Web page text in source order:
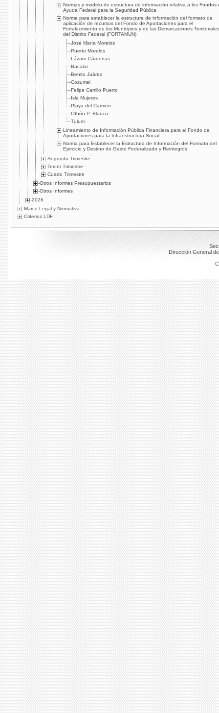
Normas y modelo de estructura de información relativa a los Fondos
Ayuda Federal para la Seguridad Pública
Norma para establecer la estructura de información del formato de
aplicación de recursos del Fondo de Aportaciones para el
Fortalecimiento de los Municipios y de las Demarcaciones Territoriales
del Distrito Federal (FORTAMUN)
José María Morelos
Puerto Morelos
Lázaro Cárdenas
Bacalar
Benito Juárez
Cozumel
Felipe Carrillo Puerto
Isla Mujeres
Playa del Carmen
Othón P. Blanco
Tulum
Lineamiento de Información Pública Financiera para el Fondo de
Aportaciones para la Infraestructura Social
Norma para Establecer la Estructura de Información del Formato del
Ejercicio y Destino de Gasto Federalizado y Reintegros
Segundo Trimestre
Tercer Trimestre
Cuarto Trimestre
Otros Informes Presupuestarios
Otros Informes
2026
Marco Legal y Normativa
Criterios LDF
Dirección General